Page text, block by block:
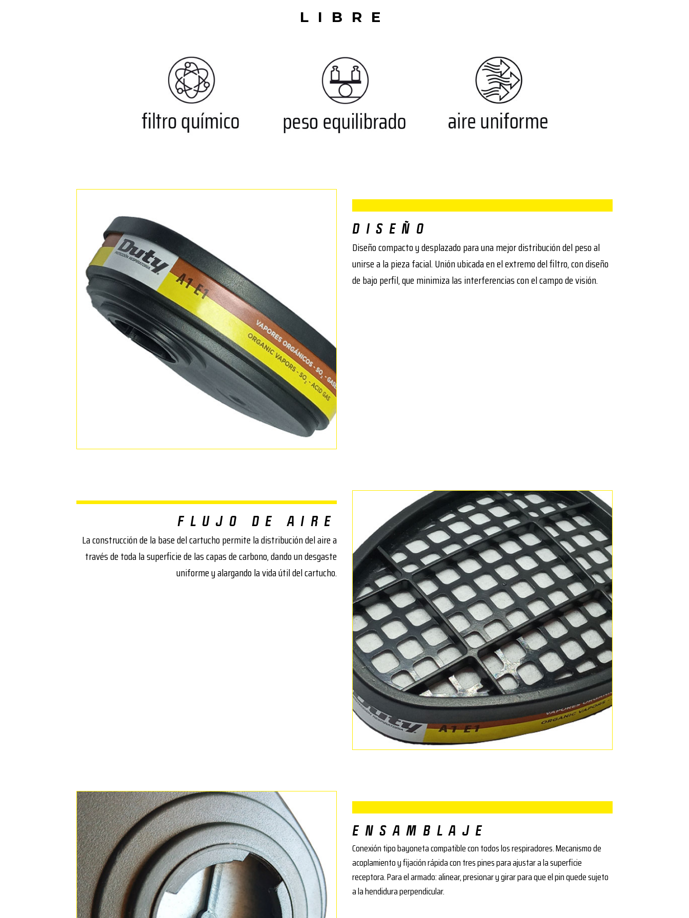
LIBRE
DISEÑO
Diseño compacto y desplazado para una mejor distribución del peso al
unirse a la pieza facial. Unión ubicada en el extremo del filtro, con diseño
de bajo perfil, que minimiza las interferencias con el campo de visión.
FLUJO DE AIRE
La construcción de la base del cartucho permite la distribución del aire a
través de toda la superficie de las capas de carbono, dando un desgaste
uniforme y alargando la vida útil del cartucho.
ENSAMBLAJE
Conexión tipo bayoneta compatible con todos los respiradores. Mecanismo de
acoplamiento y fijación rápida con tres pines para ajustar a la superficie
receptora. Para el armado: alinear, presionar y girar para que el pin quede sujeto
a la hendidura perpendicular.